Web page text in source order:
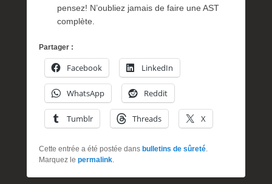
pensez! N’oubliez jamais de faire une AST
complète.
Partager :
Facebook LinkedIn
WhatsApp Reddit
Tumblr Threads X
Cette entrée a été postée dans bulletins de sûreté
Marquez le permalink